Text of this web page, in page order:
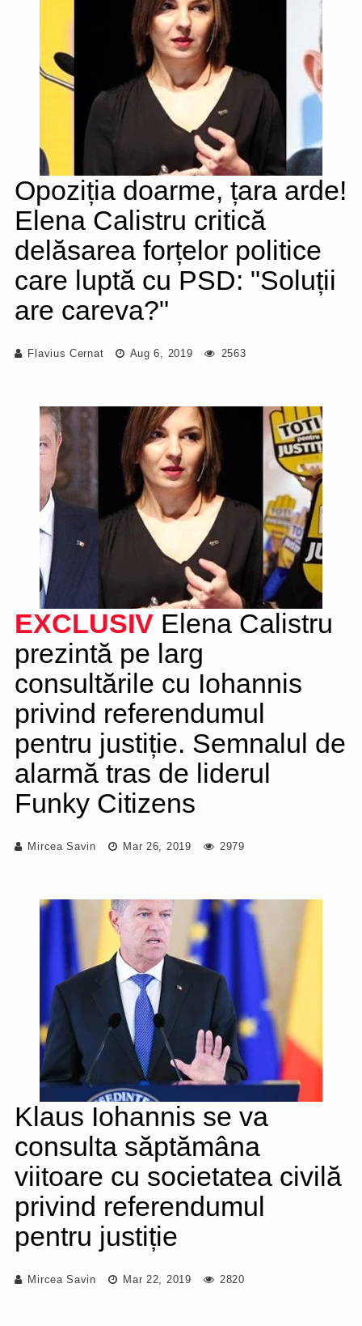
Opoziția doarme, țara arde!
Elena Calistru critică
delăsarea forțelor politice
care luptă cu PSD: "Soluții
are careva?"
Flavius Cernat Aug 6, 2019 2563
EXCLUSIV Elena Calistru
prezintă pe larg
consultările cu Iohannis
privind referendumul
pentru justiție. Semnalul de
alarmă tras de liderul
Funky Citizens
Mircea Savin Mar 26, 2019 2979
Klaus Iohannis se va
consulta săptămâna
viitoare cu societatea civilă
privind referendumul
pentru justiție
Mircea Savin Mar 22, 2019 2820